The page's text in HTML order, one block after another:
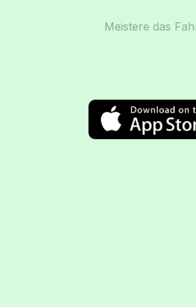
Meistere das